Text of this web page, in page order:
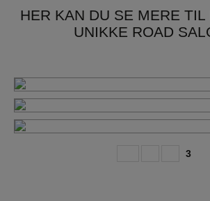
HER KAN DU SE MERE TIL
UNIKKE ROAD
3